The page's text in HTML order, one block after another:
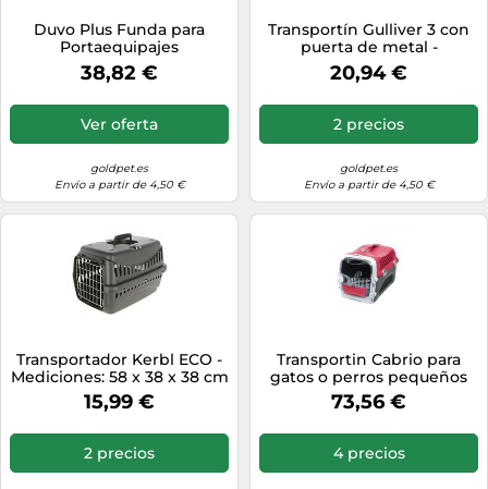
Duvo Plus Funda para
Portaequipajes
38,82 €
Ver oferta
goldpet.es
Envío a partir de 4,50 €
Transportín Gulliver 3 con
puerta de metal -
Stefanplast - Color: Gris |
Mediciones: 61 x 40 x 38 cm
20,94 €
2 precios
goldpet.es
Envío a partir de 4,50 €
Transportador Kerbl ECO -
Mediciones: 58 x 38 x 38 cm
15,99 €
2 precios
Transportin Cabrio para
gatos o perros pequeños
color rojo
73,56 €
4 precios